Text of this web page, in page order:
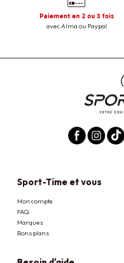
Paiement en 2 ou 3 fois
avec Alma ou Paypal
Sport-Time et vous
Mon compte
FAQ
Marques
Bons plans